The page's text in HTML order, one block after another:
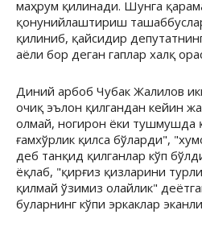
маҳрум қилинади. Шунга
қонунийлаштириш
қилиниб, қайсидир
аёли бор деган гаплар халқ
Диний арбоб Чубак Жалилов
очиқ эълон қилгандан кейин
олмай, ногирон ёки тушмушда
ғамхўрлик қилса бўларди",
деб танқид қилганлар кўп
ёқлаб, "қирғиз қизларини
қилмай ўзимиз олайлик"
буларнинг кўпи эркаклар